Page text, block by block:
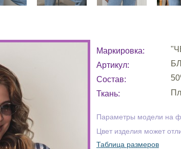
Маркировка:
Артикул:
Состав:
Ткань:
Параметры модели на
Цвет изделия может
Таблица размеров